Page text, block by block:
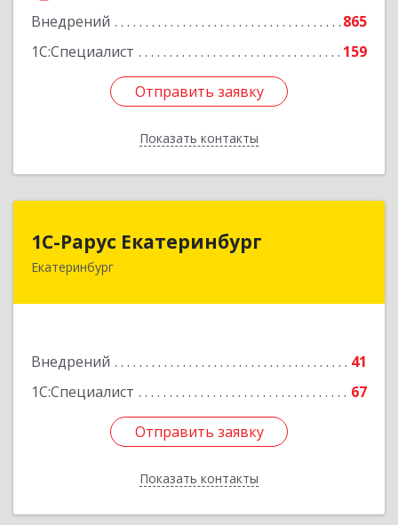
Внедрений
865
1С:Специалист
159
Отправить заявку
Показать контакты
Подробнее
Отправить заявку
Назад
1С-Рарус Екатеринбург
Екатеринбург
Внедрений
41
1С:Специалист
67
Отправить заявку
Показать контакты
1С-Рарус Екатеринбург
620142, Свердловская обл, Екатеринбург г,
Отправить заявку
Назад